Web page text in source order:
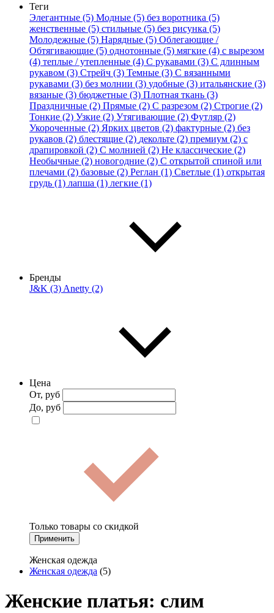
Теги
Элегантные (5) Модные (5) без воротника (5)
женственные (5) стильные (5) без рисунка (5)
Молодежные (5) Нарядные (5) Облегающие /
Обтягивающие (5) однотонные (5) мягкие (4) с вырезом
(4) теплые / утепленные (4) С рукавами (3) С длинным
рукавом (3) Стрейч (3) Темные (3) С вязанными
рукавами (3) без молнии (3) удобные (3) итальянские (3)
вязаные (3) бюджетные (3) Плотная ткань (3)
Праздничные (2) Прямые (2) С разрезом (2) Строгие (2)
Тонкие (2) Узкие (2) Утягивающие (2) Футляр (2)
Укороченные (2) Ярких цветов (2) фактурные (2) без
рукавов (2) блестящие (2) декольте (2) премиум (2) с
драпировкой (2) С молнией (2) Не классические (2)
Необычные (2) новогодние (2) С открытой спиной или
плечами (2) базовые (2) Реглан (1) Светлые (1) открытая
грудь (1) лапша (1) легкие (1)
Бренды
J&K (3) Anetty (2)
Цена
От, руб
До, руб
Только товары со скидкой
Применить
Женская одежда
Женская одежда (5)
Женские платья: слим